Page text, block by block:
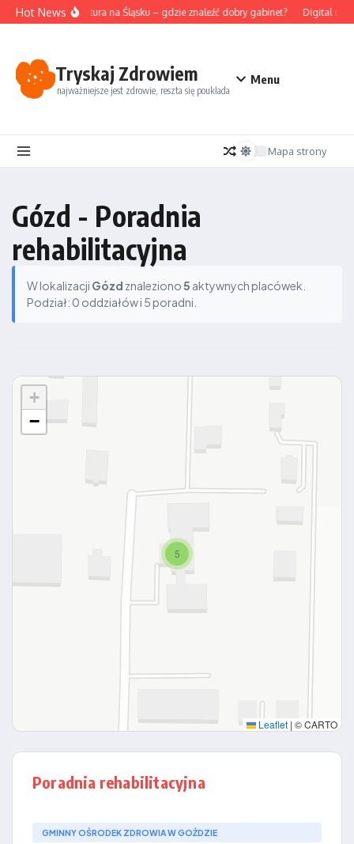
Przejdź do treści
Hot NewsAkupunktura na Śląsku – gdzie znaleźć dobry gabinet? Digital
Tryskaj Zdrowiem
najważniejsze jest zdrowie, reszta się poukłada
Menu
Mapa strony
Gózd - Poradnia
rehabilitacyjna
W lokalizacji Gózd znaleziono5 aktywnych placówek.
Podział: 0 oddziałów i 5 poradni.
5
+
−
Leaflet | © CARTO
Poradnia rehabilitacyjna
GMINNY OŚRODEK ZDROWIA W GOŹDZIE